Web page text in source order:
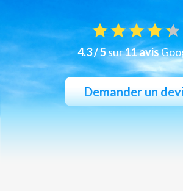
4.3 / 5sur11 avis
Demander un